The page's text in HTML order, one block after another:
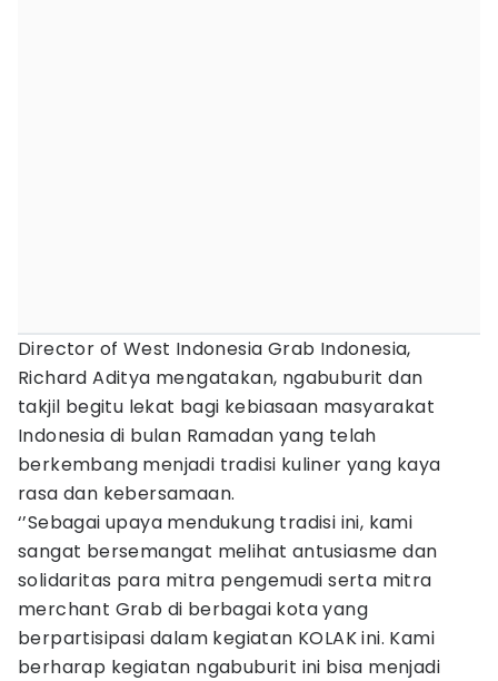
Director of West Indonesia Grab Indonesia,
Richard Aditya mengatakan, ngabuburit dan
takjil begitu lekat bagi kebiasaan masyarakat
Indonesia di bulan Ramadan yang telah
berkembang menjadi tradisi kuliner yang kaya
rasa dan kebersamaan.
‘’Sebagai upaya mendukung tradisi ini, kami
sangat bersemangat melihat antusiasme dan
solidaritas para mitra pengemudi serta mitra
merchant Grab di berbagai kota yang
berpartisipasi dalam kegiatan KOLAK ini. Kami
berharap kegiatan ngabuburit ini bisa menjadi